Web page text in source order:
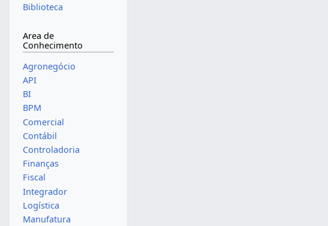
Biblioteca
Area de
Conhecimento
Agronegócio
API
BI
BPM
Comercial
Contábil
Controladoria
Finanças
Fiscal
Integrador
Logística
Manufatura